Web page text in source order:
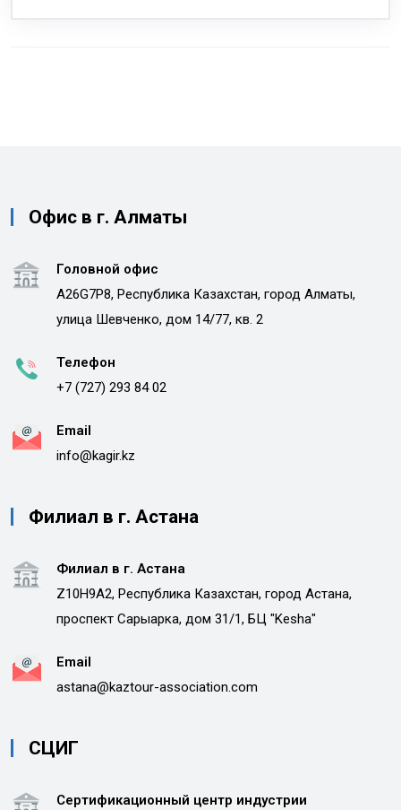
Офис в г. Алматы
Головной офис
A26G7P8, Республика Казахстан, город Алматы,
улица Шевченко, дом 14/77, кв. 2
Телефон
+7 (727) 293 84 02
Email
info@kagir.kz
Филиал в г. Астана
Филиал в г. Астана
Z10H9A2, Республика Казахстан, город Астана,
проспект Сарыарка, дом 31/1, БЦ "Kesha"
Email
astana@kaztour-association.com
СЦИГ
Сертификационный центр индустрии